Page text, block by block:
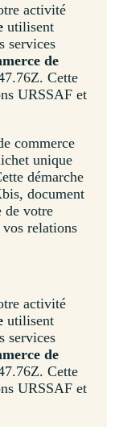
activité
utilisent
services
de
Cette
URSSAF et
commerce
unique
démarche
document
de votre
vos relations
activité
utilisent
services
de
Cette
URSSAF et